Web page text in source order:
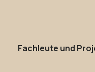
Fachleute und